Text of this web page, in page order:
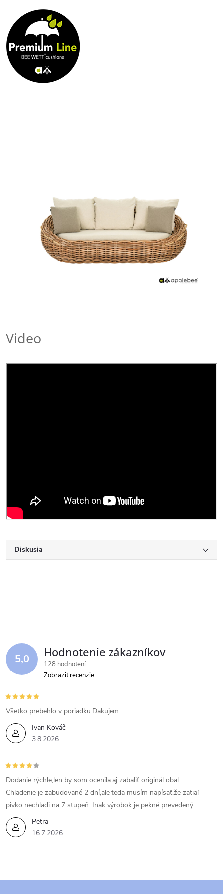
Video
Diskusia
5,0 Hodnotenie zákazníkov
128 hodnotení
Zobraziť recenzie
Ivan Kováč
3.8.2026
Všetko prebehlo v poriadku.Dakujem
Petra
16.7.2026
Dodanie rýchle,len by som ocenila aj zabaliť originál obal.
Chladenie je zabudované 2 dní,ale teda musím napísať,že zatiaľ
pivko nechladi na 7 stupeň. Inak výrobok je pekné prevedený.